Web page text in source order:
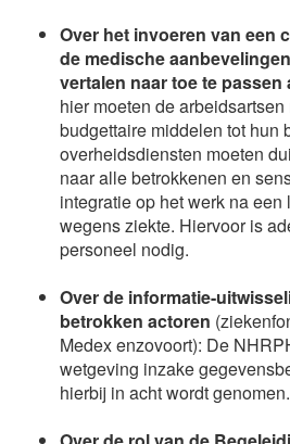
Over het invoeren van een
de medische
vertalen naar toe te passen
hier moeten de
budgettaire middelen tot hun
overheidsdiensten moeten
naar alle betrokkenen en
integratie op het werk na
wegens ziekte. Hiervoor is
personeel nodig.
Over de informatie-
betrokken actoren
Medex enzovoort): De
wetgeving inzake
hierbij in acht wordt genomen.